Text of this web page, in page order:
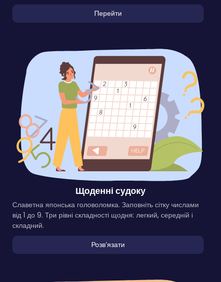
Перейти
Щоденні судоку
Славетна японська головоломка. Заповніть сітку числами
від 1 до 9. Три рівні складності щодня: легкий, середній і
складний.
Розвʼязати